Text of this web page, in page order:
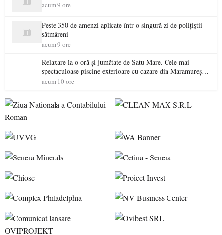
acum 9 ore
Peste 350 de amenzi aplicate într-o singură zi de polițiștii
sătmăreni
acum 9 ore
Relaxare la o oră și jumătate de Satu Mare. Cele mai
spectaculoase piscine exterioare cu cazare din Maramureș,
ideale pentru o escapadă de vară
acum 10 ore